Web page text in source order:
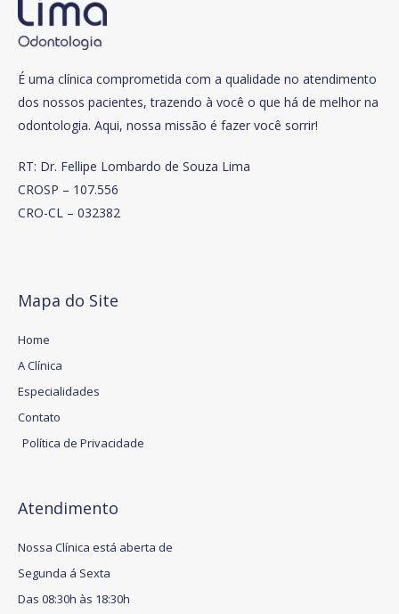
É uma clínica comprometida com a qualidade no atendimento
dos nossos pacientes, trazendo à você o que há de melhor na
odontologia. Aqui, nossa missão é fazer você sorrir!
RT: Dr. Fellipe Lombardo de Souza Lima
CROSP – 107.556
CRO-CL – 032382
Mapa do Site
Home
A Clínica
Especialidades
Contato
Política de Privacidade
Atendimento
Nossa Clínica está aberta de
Segunda á Sexta
Das 08:30h às 18:30h